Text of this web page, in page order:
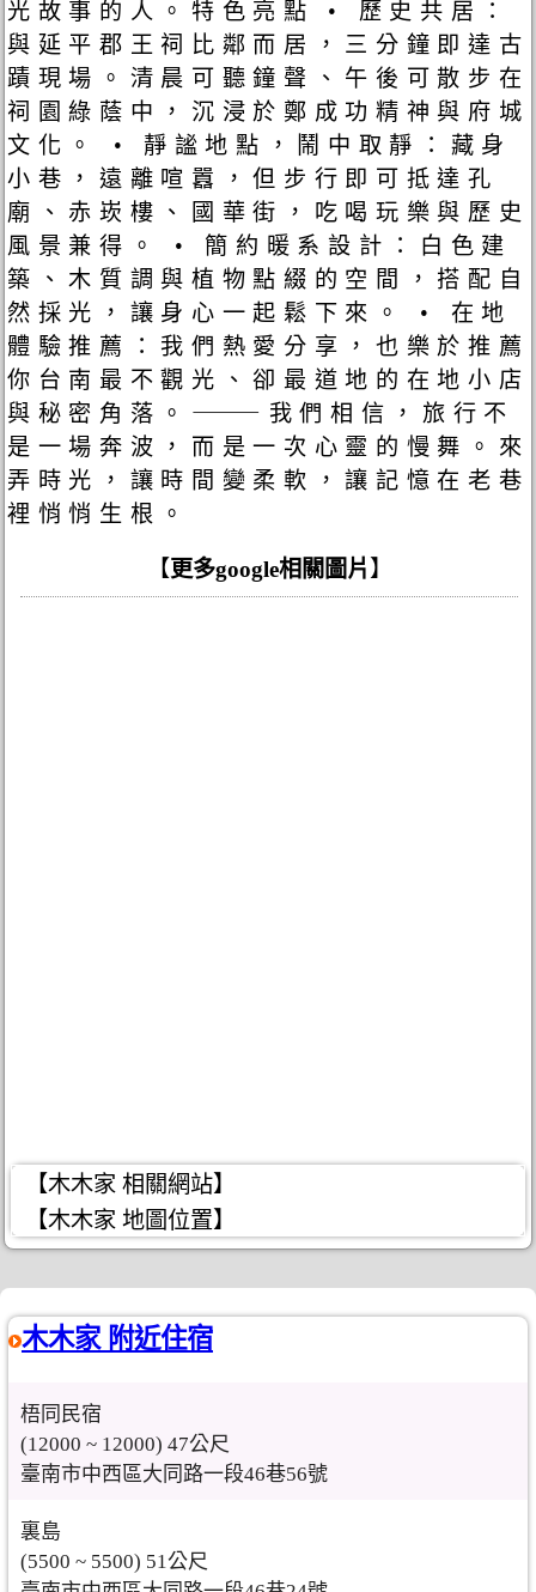
光故事的人。特色亮點 • 歷史共居：
與延平郡王祠比鄰而居，三分鐘即達古
蹟現場。清晨可聽鐘聲、午後可散步在
祠園綠蔭中，沉浸於鄭成功精神與府城
文化。 • 靜謐地點，鬧中取靜：藏身
小巷，遠離喧囂，但步行即可抵達孔
廟、赤崁樓、國華街，吃喝玩樂與歷史
風景兼得。 • 簡約暖系設計：白色建
築、木質調與植物點綴的空間，搭配自
然採光，讓身心一起鬆下來。 • 在地
體驗推薦：我們熱愛分享，也樂於推薦
你台南最不觀光、卻最道地的在地小店
與秘密角落。⸻我們相信，旅行不
是一場奔波，而是一次心靈的慢舞。來
弄時光，讓時間變柔軟，讓記憶在老巷
裡悄悄生根。
【更多google相關圖片 】
【木木家 相關網站】
【木木家 地圖位置】
木木家 附近住宿
梧同民宿
(12000 ~ 12000) 47公尺
臺南市中西區大同路一段46巷56號
裏島
(5500 ~ 5500) 51公尺